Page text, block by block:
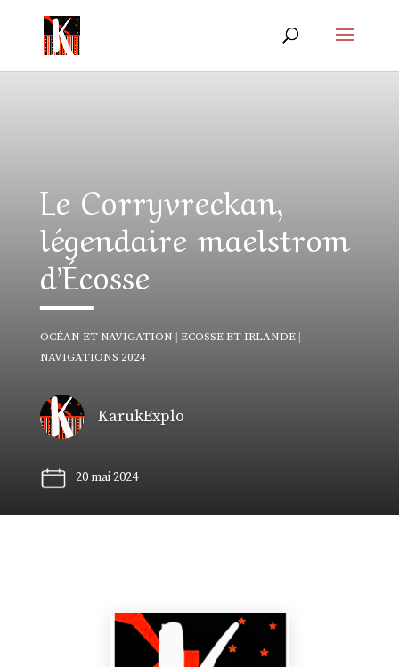
Le Corryvreckan,
légendaire maelstrom
d’Écosse
OCÉAN ET NAVIGATION | ECOSSE ET IRLANDE|
NAVIGATIONS 2024
KarukExplo
20 mai 2024